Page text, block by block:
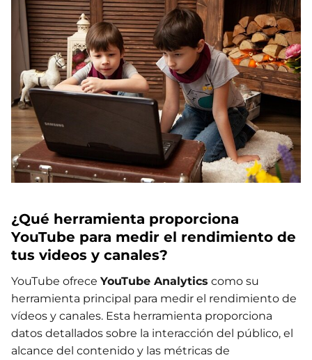
¿Qué herramienta proporciona
YouTube para medir el rendimiento de
tus videos y canales?
YouTube ofrece YouTube Analytics como su
herramienta principal para medir el rendimiento de
vídeos y canales. Esta herramienta proporciona
datos detallados sobre la interacción del público, el
alcance del contenido y las métricas de